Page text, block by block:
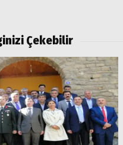
Çekebilir